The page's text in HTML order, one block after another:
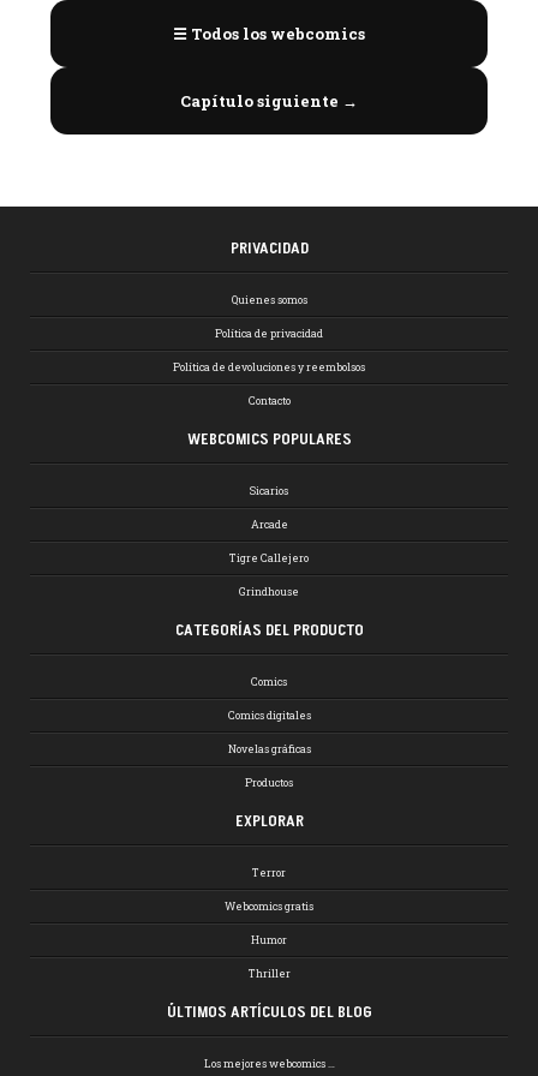
☰ Todos los webcomics
Capítulo siguiente →
PRIVACIDAD
Quienes somos
Política de privacidad
Política de devoluciones y reembolsos
Contacto
WEBCOMICS POPULARES
Sicarios
Arcade
Tigre Callejero
Grindhouse
CATEGORÍAS DEL PRODUCTO
Comics
Comics digitales
Novelas gráficas
Productos
EXPLORAR
Terror
Webcomics gratis
Humor
Thriller
ÚLTIMOS ARTÍCULOS DEL BLOG
Los mejores webcomics …